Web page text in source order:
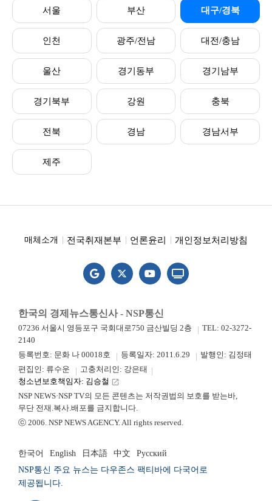
서울 부산 대구/경북
인천 광주/전남 대전/충남
울산 경기동부 경기남부
경기북부 강원 충북
전북 경남 경남서부
제주
매체소개 전국취재본부 언론윤리 개인정보처리방침
한국의 경제뉴스통신사 - NSP통신
07236 서울시 영등포구 국회대로750 금산빌딩 2층
TEL: 02-3272-
2140
등록번호: 문화 나 00018호
등록일자: 2011.6.29
발행인: 김정태
편집인: 류수운
고충처리인: 강은태
청소년보호책임자: 김승철 launch
NSP NEWS·NSP TV의 모든 콘텐츠는 저작권법의 보호를 받는바,
무단 전재.복사.배포를 금지합니다.
ⓒ 2006. NSP NEWS AGENCY. All rights reserved.
한국어 English 日本語 中文
Русский
NSP통신 주요 뉴스는 다우존스 팩티바에 다국어로
제공됩니다.